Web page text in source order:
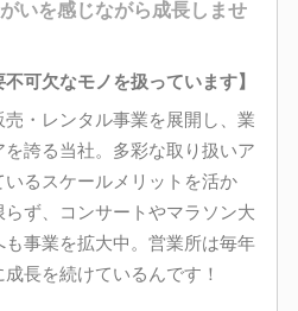
いを感じながら成長しませ
可欠なモノを扱っています】
・レンタル事業を展開し、業
誇る当社。多彩な取り扱いア
るスケールメリットを活か
ず、コンサートやマラソン大
事業を拡大中。営業所は毎年
長を続けているんです！